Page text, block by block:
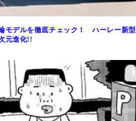
モデルを徹底チェック！ ハーレー新型
元進化!!